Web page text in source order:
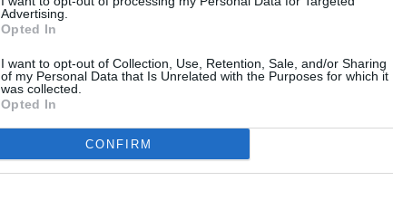
Advertising.
Opted In
I want to opt-out of Collection, Use, Retention, Sale, and/or Sharing
of my Personal Data that Is Unrelated with the Purposes for which it
was collected.
Opted In
CONFIRM